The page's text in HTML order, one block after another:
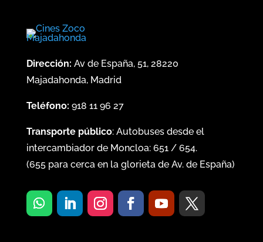
Dirección: Av de España, 51, 28220
Majadahonda, Madrid
Teléfono: 918 11 96 27
Transporte público: Autobuses desde el
intercambiador de Moncloa: 651/ 654.
(655para cerca en la glorieta de Av. de España)